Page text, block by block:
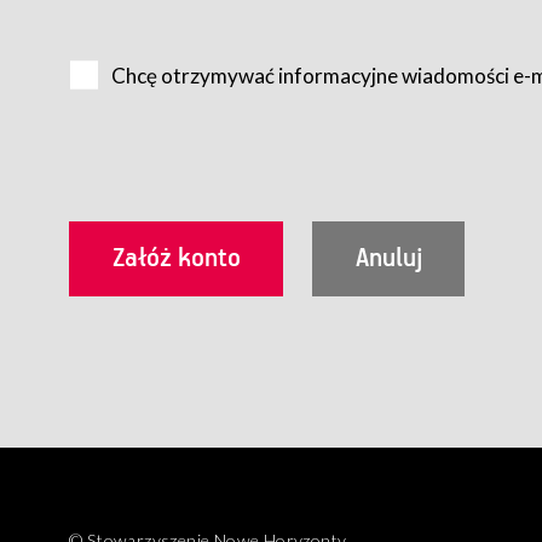
Usługobiorca przed rozpoczęciem korzystania z
utrwalenie i wydrukowanie.
§ 3
Korzystanie ze wszystkich aplikacji Serwisu może być
Chcę otrzymywać informacyjne wiadomości e-